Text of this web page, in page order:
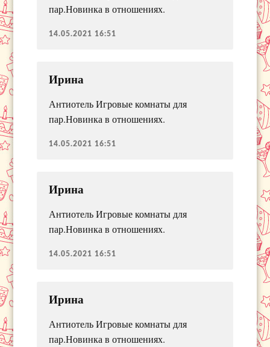
пар.Новинка в отношениях.
14.05.2021 16:51
Ирина
Антиотель Игровые комнаты для
пар.Новинка в отношениях.
14.05.2021 16:51
Ирина
Антиотель Игровые комнаты для
пар.Новинка в отношениях.
14.05.2021 16:51
Ирина
Антиотель Игровые комнаты для
пар.Новинка в отношениях.